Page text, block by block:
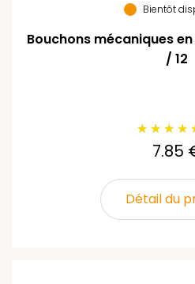
Bientôt
Bouchons mécaniques
/ 12
7.85
Détail du